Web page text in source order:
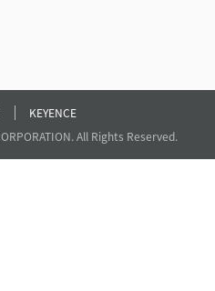
KEYENCE
All Rights Reserved.